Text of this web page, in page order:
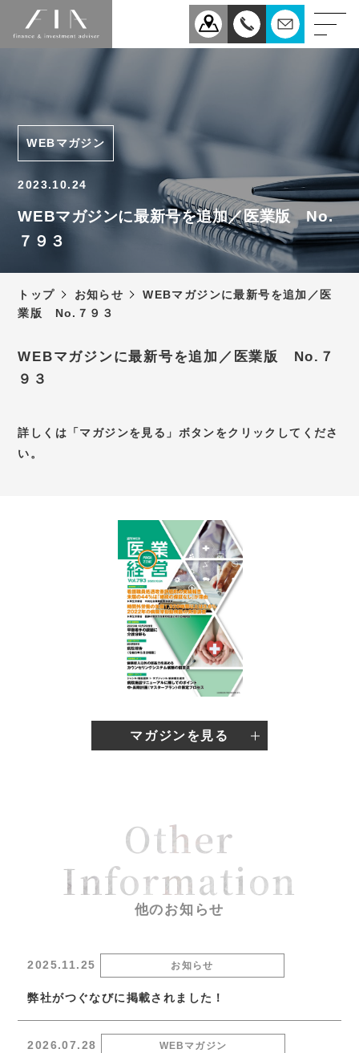
事業承継
税理士法人FIAについて
スタッフ紹介
お知らせ
新型コロナウィルス感染症
予防対策について
アクセス
お問い合わせ
キャリア採用サイト
WEBマガジン
2023.10.24
WEBマガジンに最新号を追加／医業版 No.
７９３
トップ お知らせ
WEBマガジンに最新号を追加／医
業版 No.７９３
WEBマガジンに最新号を追加／医業版 No.７
９３
詳しくは「マガジンを見る」ボタンをクリックしてくださ
い。
マガジンを見る
Other
Information
他のお知らせ
2025.11.25 お知らせ
弊社がつぐなびに掲載されました！
2026.07.28 WEBマガジン